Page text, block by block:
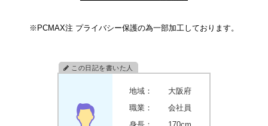
※PCMAX注 プライバシー保護の為一部加工しております。
地域：
大阪府
職業：
会社員